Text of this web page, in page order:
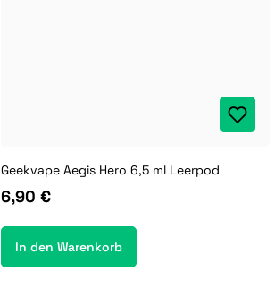
Geekvape Aegis Hero 6,5 ml Leerpod
6,90 €
In den Warenkorb